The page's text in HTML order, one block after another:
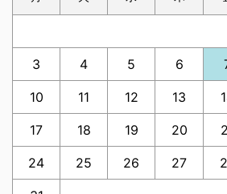
3 4 5 6
10 11 12 13
17 18 19 20
24 25 26 27